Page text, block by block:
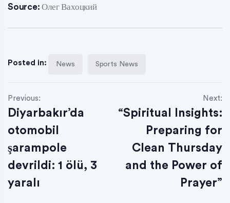
Source: Олег Вахоцкий
Posted in: News Sports News
Previous:
Diyarbakır’da
otomobil
şarampole
devrildi: 1 ölü, 3
yaralı
Next:
“Spiritual Insights:
Preparing for
Clean Thursday
and the Power of
Prayer”